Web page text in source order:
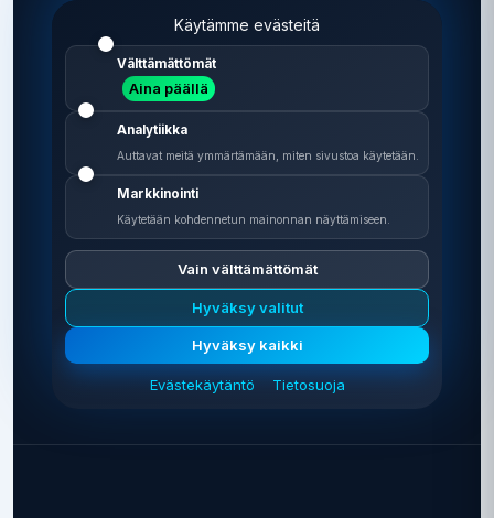
Vertailu vie aikaa
Vertailu on ilmainen
Käytämme evästeitä
Välttämättömät
Aina päällä
Analytiikka
Auttavat meitä ymmärtämään, miten sivustoa käytetään.
Markkinointi
Käytetään kohdennetun mainonnan näyttämiseen.
Vain välttämättömät
Hyväksy valitut
Hyväksy kaikki
Evästekäytäntö Tietosuoja